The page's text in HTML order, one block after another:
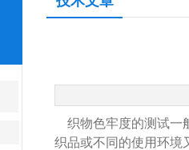
织物色牢度的测试一
织品或不同的使用环境